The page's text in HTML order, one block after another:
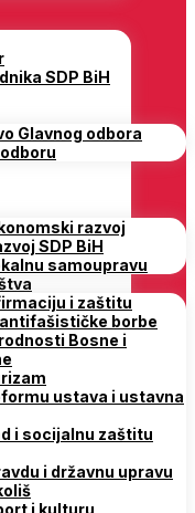
SDP BiH
Glavnog odbora
razvoj
SDP BiH
samoupravu
i zaštitu
borbe
Bosne i
ustava i ustavna
i socijalnu zaštitu
i državnu upravu
i kulturu